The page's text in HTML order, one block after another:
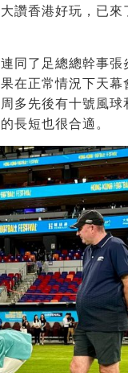
讚香港好玩，已
同了足總總幹事
在正常情況下天
多先後有十號風球
長短也很合適。